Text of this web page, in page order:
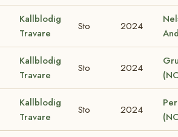
Kallblodig
Travare
Sto 2024
Kallblodig
Travare
Sto 2024
Kallblodig
Travare
Sto 2024